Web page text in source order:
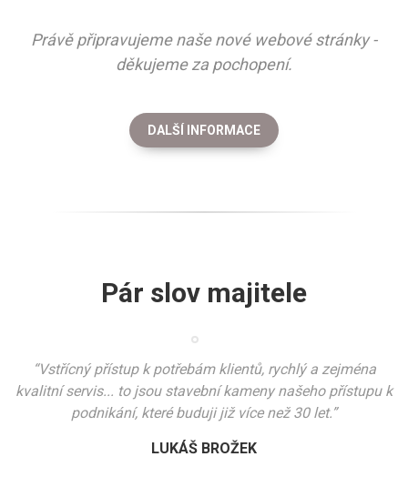
Právě připravujeme naše nové webové stránky -
děkujeme za pochopení.
DALŠÍ INFORMACE
Pár slov majitele
“Vstřícný přístup k potřebám klientů, rychlý a zejména
kvalitní servis... to jsou stavební kameny našeho přístupu k
podnikání, které buduji již více než 30 let.”
LUKÁŠ BROŽEK